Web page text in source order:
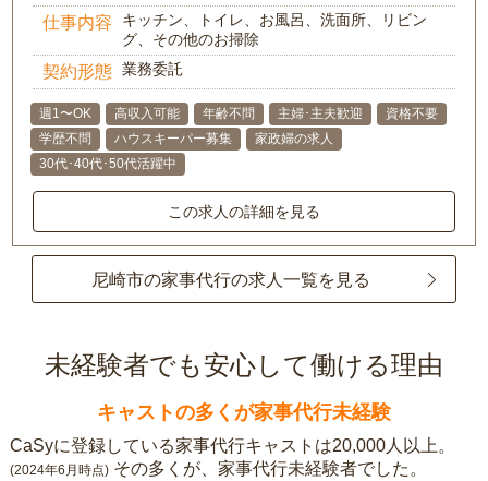
仕事内容
キッチン、トイレ、お風呂、洗面所、リビン
グ、その他のお掃除
契約形態 業務委託
週1〜OK 高収入可能 年齢不問 主婦･主夫歓迎
資格不要
学歴不問
ハウスキーパー募集
家政婦の求人
30代･40代･50代活躍中
この求人の詳細を見る
尼崎市の家事代行の求人一覧を見る
未経験者でも安心して働ける理由
キャストの多くが家事代行未経験
CaSyに登録している家事代行キャストは20,000人以上。
(2024年6月時点) その多くが、家事代行未経験者でした。